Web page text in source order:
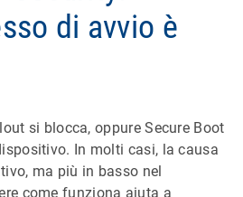
di avvio è
si blocca, oppure Secure Boot
In molti casi, la causa
ma più in basso nel
come funziona aiuta a